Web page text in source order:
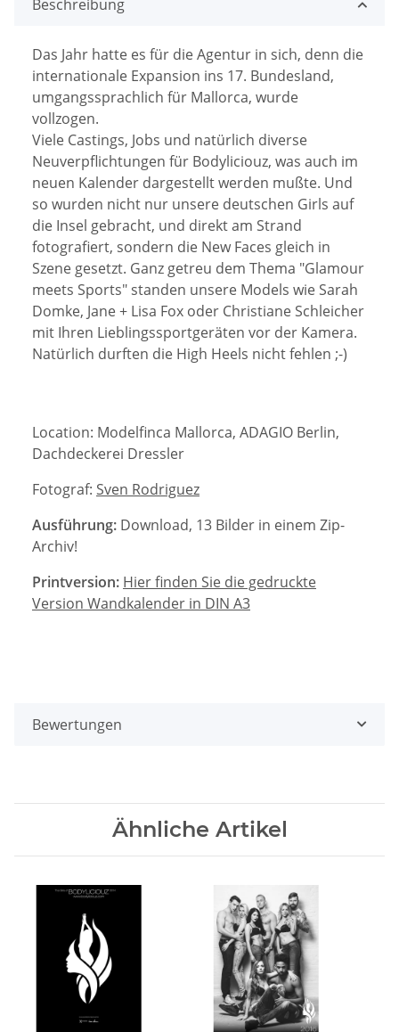
Beschreibung
Das Jahr hatte es für die Agentur in sich, denn die
internationale Expansion ins 17. Bundesland,
umgangssprachlich für Mallorca, wurde
vollzogen.
Viele Castings, Jobs und natürlich diverse
Neuverpflichtungen für Bodyliciouz, was auch im
neuen Kalender dargestellt werden mußte. Und
so wurden nicht nur unsere deutschen Girls auf
die Insel gebracht, und direkt am Strand
fotografiert, sondern die New Faces gleich in
Szene gesetzt. Ganz getreu dem Thema "Glamour
meets Sports" standen unsere Models wie Sarah
Domke, Jane + Lisa Fox oder Christiane Schleicher
mit Ihren Lieblingssportgeräten vor der Kamera.
Natürlich durften die High Heels nicht fehlen ;-)
Location: Modelfinca Mallorca, ADAGIO Berlin,
Dachdeckerei Dressler
Fotograf: Sven Rodriguez
Ausführung: Download, 13 Bilder in einem Zip-
Archiv!
Printversion: Hier finden Sie die gedruckte
Version Wandkalender in DIN A3
Bewertungen
Ähnliche Artikel